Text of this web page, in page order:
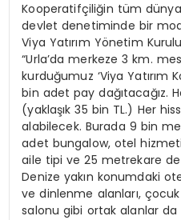
Kooperatifçiliğin tüm
devlet denetiminde bir
Viya Yatırım Yönetim
“Urla’da merkeze 3 km.
kurduğumuz ‘Viya Yatırım
bin adet pay dağıtacağız.
(yaklaşık 35 bin TL.) Her
alabilecek. Burada 9 bin
adet bungalow, otel
aile tipi ve 25 metrekare de
Denize yakın konumdaki
ve dinlenme alanları,
salonu gibi ortak alanlar da